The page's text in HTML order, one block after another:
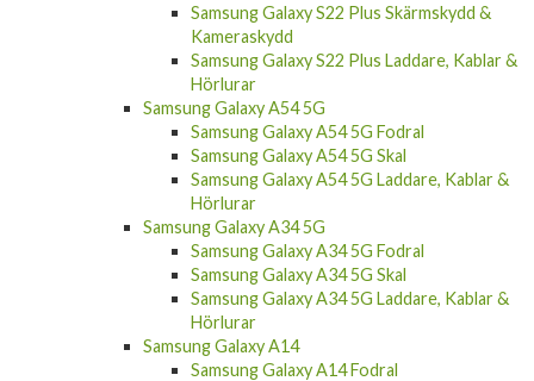
Samsung Galaxy S22 Plus Skärmskydd &
Kameraskydd
Samsung Galaxy S22 Plus Laddare, Kablar &
Hörlurar
Samsung Galaxy A54 5G
Samsung Galaxy A54 5G Fodral
Samsung Galaxy A54 5G Skal
Samsung Galaxy A54 5G Laddare, Kablar &
Hörlurar
Samsung Galaxy A34 5G
Samsung Galaxy A34 5G Fodral
Samsung Galaxy A34 5G Skal
Samsung Galaxy A34 5G Laddare, Kablar &
Hörlurar
Samsung Galaxy A14
Samsung Galaxy A14 Fodral